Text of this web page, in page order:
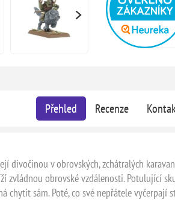
Přehled Recenze
divočinou v obrovských, zchátralých
zvládnou obrovské vzdálenosti. Potulující
chytit sám. Poté, co své nepřátele